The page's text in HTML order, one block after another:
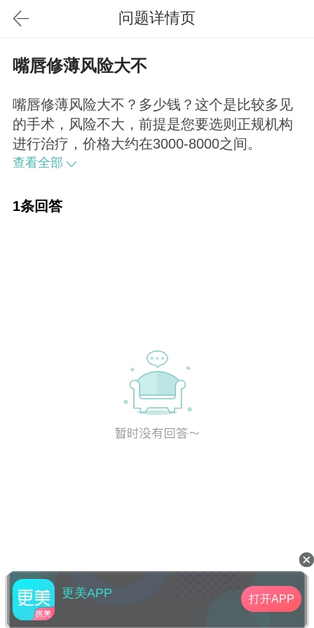
问题详情页
嘴唇修薄风险大不
嘴唇修薄风险大不？多少钱？这个是比较多见
的手术，风险不大，前提是您要选则正规机构
进行治疗，价格大约在3000-8000之间。
查看全部
1条回答
更美APP 打开APP